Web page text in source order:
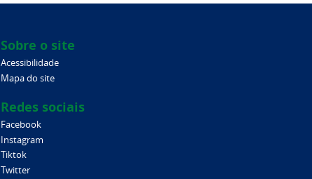
Sobre o site
Acessibilidade
Mapa do site
Redes sociais
Facebook
Instagram
Tiktok
Twitter